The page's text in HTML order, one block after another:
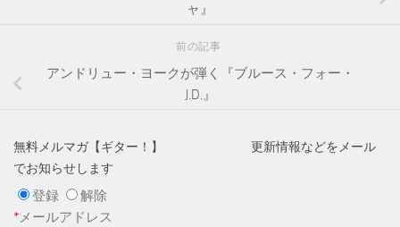
ャ』
前の記事
アンドリュー・ヨークが弾く『ブルース・フォー・
J.D.』
無料メルマガ【ギター！】 更新情報などをメール
でお知らせします
登録
解除
*メールアドレス